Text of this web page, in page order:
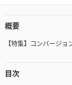
概要
【特集】コンバージ
目次